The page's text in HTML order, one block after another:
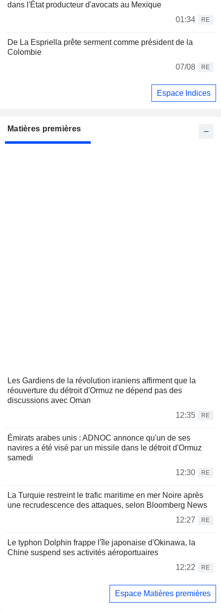
dans l'État producteur d'avocats au Mexique
01:34
RE
De La Espriella prête serment comme président de la
Colombie
07/08
RE
Espace Indices
Matières premières
Les Gardiens de la révolution iraniens affirment que la
réouverture du détroit d'Ormuz ne dépend pas des
discussions avec Oman
12:35
RE
Émirats arabes unis : ADNOC annonce qu'un de ses
navires a été visé par un missile dans le détroit d'Ormuz
samedi
12:30
RE
La Turquie restreint le trafic maritime en mer Noire après
une recrudescence des attaques, selon Bloomberg News
12:27
RE
Le typhon Dolphin frappe l'île japonaise d'Okinawa, la
Chine suspend ses activités aéroportuaires
12:22
RE
Espace Matières premières